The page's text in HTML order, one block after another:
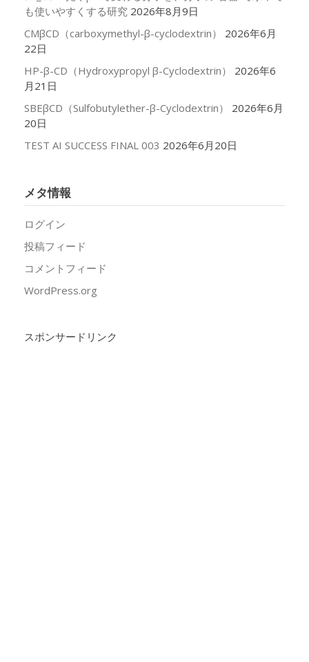
も使いやすくする研究 2026年8月9日
CMβCD（carboxymethyl-β-cyclodextrin）
2026年6月
22日
HP-β-CD（Hydroxypropyl β-Cyclodextrin）
2026年6
月21日
SBEβCD（Sulfobutylether-β-Cyclodextrin）
2026年6月
20日
TEST AI SUCCESS FINAL 003 2026年6月20日
メタ情報
ログイン
投稿フィード
コメントフィード
WordPress.org
スポンサードリンク